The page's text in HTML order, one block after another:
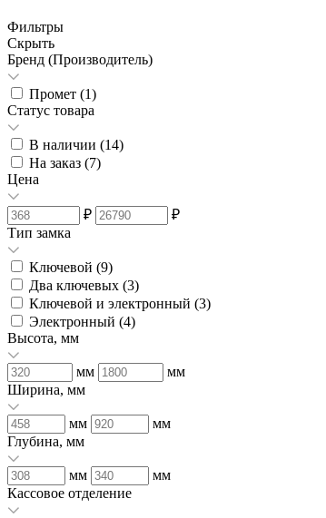
Фильтры
Скрыть
Бренд (Производитель)
Промет (1)
Статус товара
В наличии (14)
На заказ (7)
Цена
₽
₽
Тип замка
Ключевой (9)
Два ключевых (3)
Ключевой и электронный (3)
Электронный (4)
Высота, мм
мм
мм
Ширина, мм
мм
мм
Глубина, мм
мм
мм
Кассовое отделение